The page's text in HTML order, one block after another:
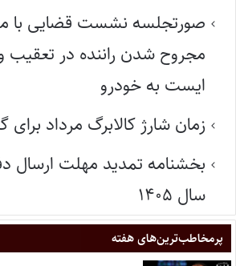
صورتجلسه نشست قضایی با
مجروح شدن راننده در تعقیب
ایست به خودرو
زمان شارژ کالابرگ مرداد
بخشنامه تمدید مهلت ارسال
سال ۱۴۰۵
پر‌مخاطب‌ترین‌های هفته